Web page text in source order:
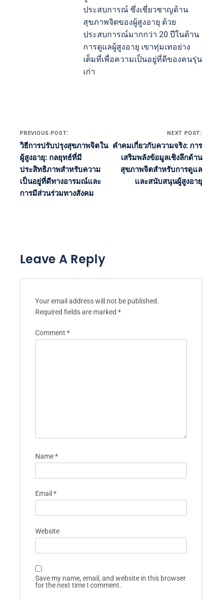
ช่วยให้ผู้สูงอายุสามารถสร้างดนตรีได้ ซึ่งช่วยส่งเสริม
ความคิดสร้างสรรค์และการมีปฏิสัมพันธ์ทางสังคม
การวิจัยแสดงให้เห็นว่าเทคนิคเหล่านี้ช่วยปรับปรุงการ
เรียกคืนความจำและลดความวิตกกังวล ซึ่งเป็น
ประโยชน์อย่างมากต่อฟังก
ยูร์เกน มึลเลอร์
ยูร์เกนเป็นนักจิตวิทยาที่มี
ประสบการณ์ ซึ่งเชี่ยวชาญด้าน
สุขภาพจิตของผู้สูงอายุ ด้วย
Post navigation
วิธีการปรับปรุงสุขภาพจิตใน
ผู้สูงอายุ: กลยุทธ์ที่มี
ประสิทธิภาพสำหรับความ
สุขภาพจิตสำหรับการดูแล